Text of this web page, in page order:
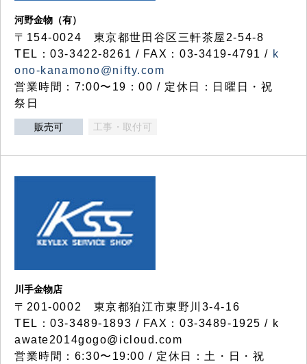
河野金物（有）
〒154-0024 東京都世田谷区三軒茶屋2-54-8
TEL：03-3422-8261 / FAX：03-3419-4791 / k
ono-kanamono@nifty.com
営業時間：7:00〜19：00 / 定休日：日曜日・祝
祭日
販売可 工事・取付可
川手金物店
〒201-0002 東京都狛江市東野川3-4-16
TEL：03-3489-1893 / FAX：03-3489-1925 / k
awate2014gogo@icloud.com
営業時間：6:30〜19:00 / 定休日：土・日・祝